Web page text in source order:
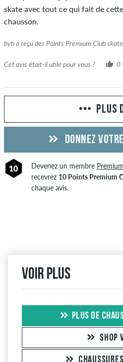
skate avec tout ce qui fait de
chausson.
byb a reçu des Points Premium Club
Cet avis était-il utile pour vous ? 0
PLUS
DONNEZ
10 Devenez un membre
recevrez 10 Points Premium
chaque avis.
Voir plus
PLUS DE
SHOP